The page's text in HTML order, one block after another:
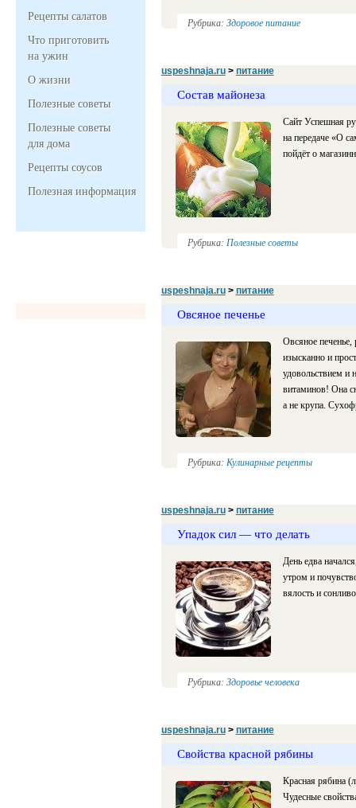
Рецепты салатов
Что приготовить
на ужин
О жизни
Полезные советы
Полезные советы
для дома
Рецепты соусов
Полезная информация
Рубрика: Здоровое питание
uspeshnaja.ru> питание
Состав майонеза
Сайт Успешная
на передаче «О
пойдёт о
Рубрика: Полезные советы
uspeshnaja.ru> питание
Овсяное печенье
Овсяное печенье,
изысканно и
удовольствием и
витаминов! Она
а не крупа.
Рубрика: Кулинарные рецепты
uspeshnaja.ru> питание
Упадок сил — что делать
День едва
утром и
вялость и
Рубрика: Здоровье человека
uspeshnaja.ru> питание
Свойства красной рябины
Красная рябина
Чудесные